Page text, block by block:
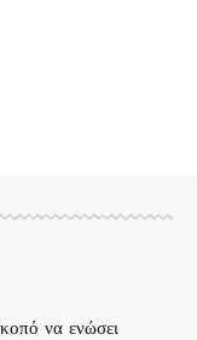
να ενώσει